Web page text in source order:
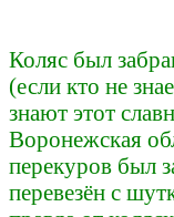
Коляс был
(если кто не
знают этот
Воронежская
перекуров был
перевезён с